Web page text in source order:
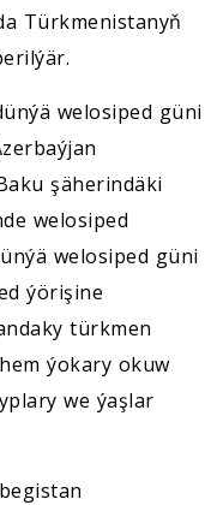
Türkmenistanyň
welosiped güni
şäherindäki
welosiped
welosiped güni
ýörişine
türkmen
ýokary okuw
we ýaşlar